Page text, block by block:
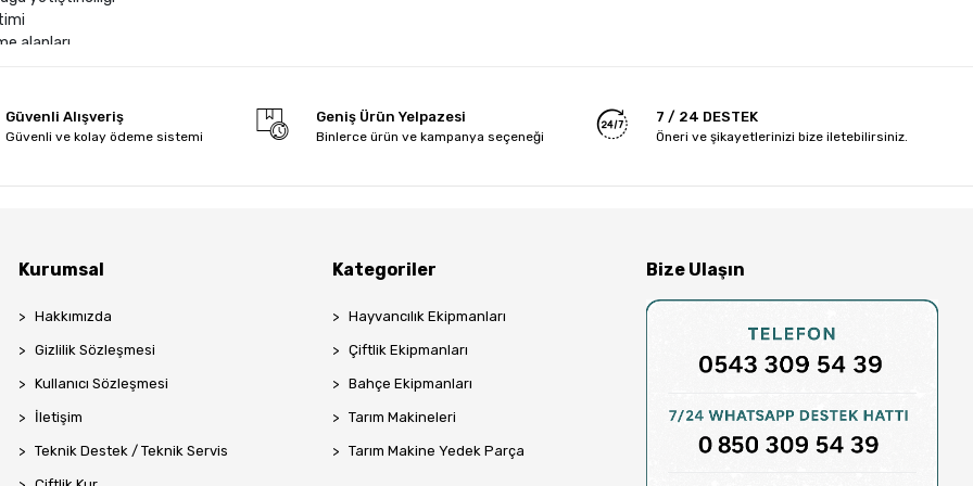
alanları
ölçekli kümes işletmeleri
hayvanlara uygun ölçü standartları
destekleyen ergonomik kafes tasarımları
riskini azaltır
dengeler, israfı düşürür
işlemlerini kolaylaştırır
Güvenli Alışveriş
Güvenli ve kolay ödeme sistemi
Geniş Ürün Yelpazesi
Binlerce ürün ve kampanya seçeneği
7 / 24 DESTEK
Öneri ve şikayetlerinizi bize iletebilirsiniz.
Kurumsal
Hakkımızda
Gizlilik Sözleşmesi
Kullanıcı Sözleşmesi
İletişim
Teknik Destek / Teknik Servis
Kategoriler
Hayvancılık Ekipmanları
Çiftlik Ekipmanları
Bahçe Ekipmanları
Tarım Makineleri
Tarım Makine Yedek Parça
Bize Ulaşın